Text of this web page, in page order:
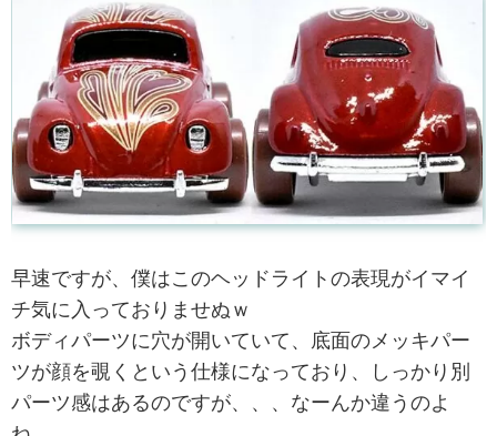
早速ですが、僕はこのヘッドライトの表現がイマイ
チ気に入っておりませぬｗ
ボディパーツに穴が開いていて、底面のメッキパー
ツが顔を覗くという仕様になっており、しっかり別
パーツ感はあるのですが、、、なーんか違うのよ